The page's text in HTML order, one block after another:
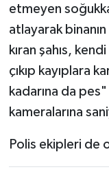
etmeyen
atlayarak
kıran şahıs,
çıkıp kayıplara
kadarına da
kameralarına
Polis ekipleri de